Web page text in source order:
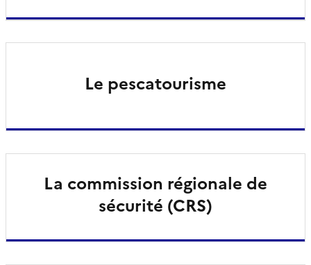
Le pescatourisme
La commission régionale de
sécurité (CRS)